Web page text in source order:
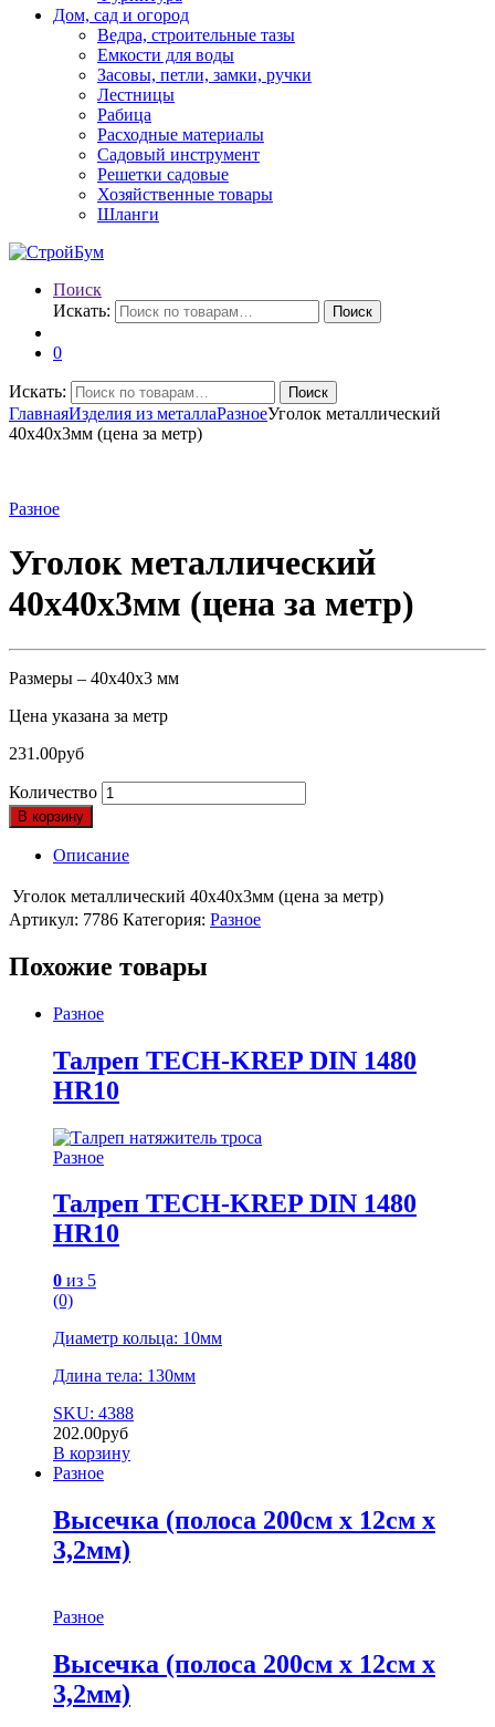
Дом, сад и огород
Ведра, строительные тазы
Емкости для воды
Засовы, петли, замки, ручки
Лестницы
Рабица
Расходные материалы
Садовый инструмент
Решетки садовые
Хозяйственные товары
Шланги
Поиск
Искать:
Поиск
0
Искать: Поиск
ГлавнаяИзделия из металлаРазноеУголок металлический
40х40х3мм (цена за метр)
Разное
Уголок металлический
40х40х3мм (цена за метр)
Размеры – 40х40х3 мм
Цена указана за метр
231.00руб
Количество
В корзину
Описание
Уголок металлический 40х40х3мм (цена за метр)
Артикул: 7786 Категория: Разное
Похожие товары
Разное
Талреп TECH-KREP DIN 1480
HR10
Разное
Талреп TECH-KREP DIN 1480
HR10
0 из 5
(0)
Диаметр кольца: 10мм
Длина тела: 130мм
SKU: 4388
202.00руб
В корзину
Разное
Высечка (полоса 200см х 12см х
3,2мм)
Разное
Высечка (полоса 200см х 12см х
3,2мм)